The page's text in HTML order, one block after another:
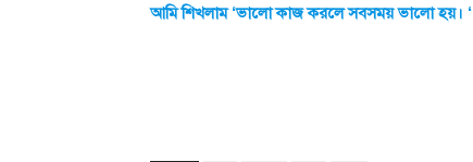
আমি শিখলাম ‘ভালো কাজ করলে সবসময় ভালো হয়। ‘